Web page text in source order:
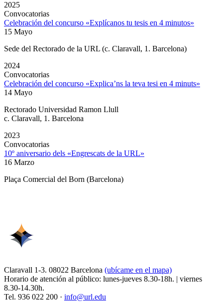
2025
Convocatorias
Celebración del concurso «Explícanos tu tesis en 4 minutos»
15 Mayo
Sede del Rectorado de la URL (c. Claravall, 1. Barcelona)
2024
Convocatorias
Celebración del concurso «Explica’ns la teva tesi en 4 minuts»
14 Mayo
Rectorado Universidad Ramon Llull
c. Claravall, 1. Barcelona
2023
Convocatorias
10º aniversario dels «Engrescats de la URL»
16 Marzo
Plaça Comercial del Born (Barcelona)
Claravall 1-3. 08022 Barcelona (ubícame en el mapa)
Horario de atención al público: lunes-jueves 8.30-18h. | viernes
8.30-14.30h.
Tel. 936 022 200 · info@url.edu